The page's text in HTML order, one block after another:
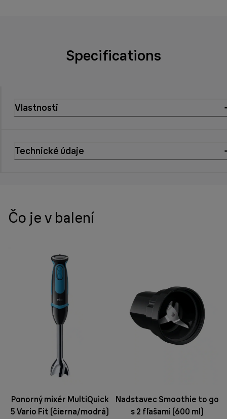
Specifications
Vlastnosti
Technické údaje
Čo je v balení
Ponorný mixér MultiQuick
5 Vario Fit (čierna/modrá)
Nadstavec Smoothie to go
s 2 fľašami (600 ml)